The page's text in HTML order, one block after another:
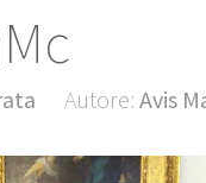
Autore: Avis